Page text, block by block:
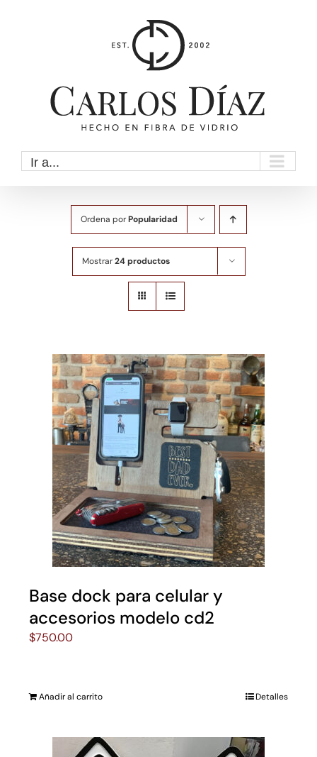
Ir a...
Ordena porPopularidad
Mostrar24 productos
Base dock para celular y
accesorios modelo cd2
$750.00
Añadir al carrito Detalles